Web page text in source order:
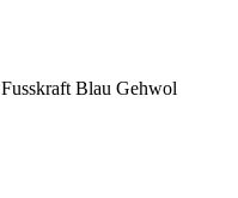
Fusskraft Blau Gehwol